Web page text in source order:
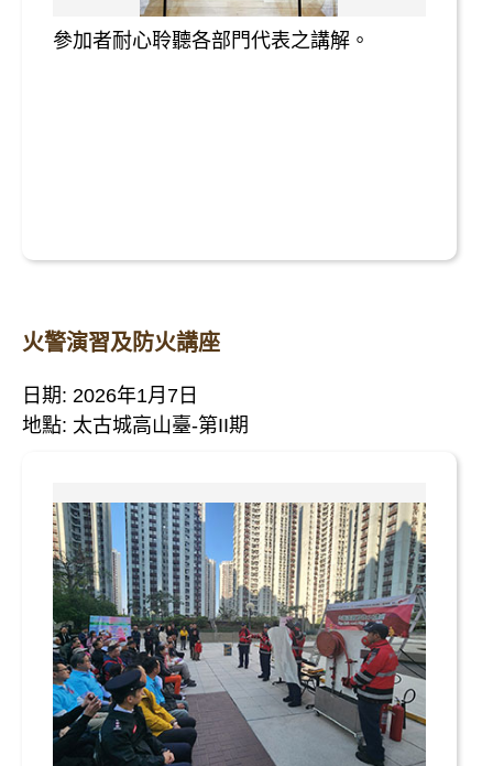
參加者耐心聆聽各部門代表之講解。
火警演習及防火講座
日期: 2026年1月7日
地點: 太古城高山臺-第II期